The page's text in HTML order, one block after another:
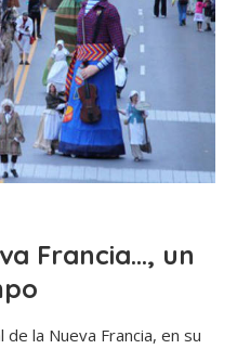
Francia…, un
Francia, en su